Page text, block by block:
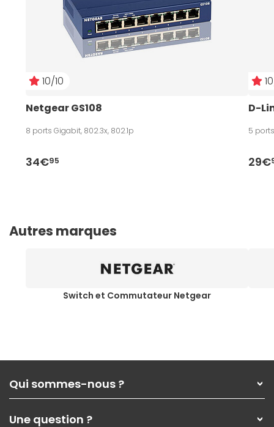
10/10
Netgear GS108
8 ports Gigabit, 802.3x, 802.1p
34€95
D-
5
29€
Autres marques
Switch et Commutateur Netgear
Qui sommes-nous ?
Nos services
Une question ?